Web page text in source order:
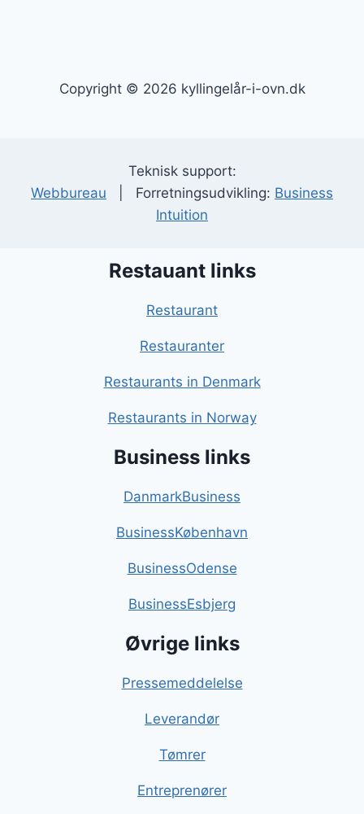
Copyright © 2026 kyllingelår-i-ovn.dk
Teknisk support:
Webbureau | Forretningsudvikling: Business
Intuition
Restauant links
Restaurant
Restauranter
Restaurants in Denmark
Restaurants in Norway
Business links
DanmarkBusiness
BusinessKøbenhavn
BusinessOdense
BusinessEsbjerg
Øvrige links
Pressemeddelelse
Leverandør
Tømrer
Entreprenører